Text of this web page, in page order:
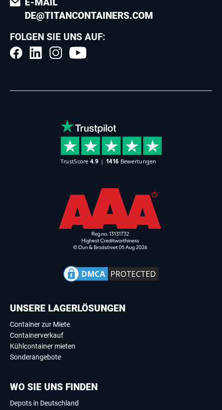
E-MAIL
DE@TITANCONTAINERS.COM
FOLGEN SIE UNS AUF:
UNSERE LAGERLÖSUNGEN
Container zur Miete
Containerverkauf
Kühlcontainer mieten
Sonderangebote
WO SIE UNS FINDEN
Depots in Deutschland